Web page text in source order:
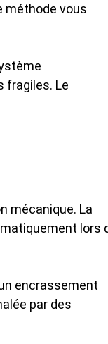
méthode vous
fragiles. Le
mécanique. La
lors
encrassement
par des